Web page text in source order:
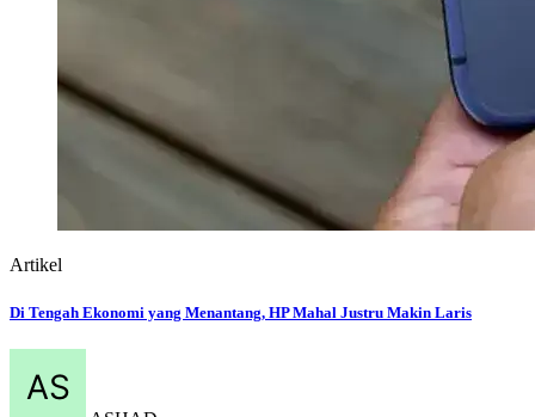
Artikel
Di Tengah Ekonomi yang Menantang, HP Mahal Justru Makin Laris